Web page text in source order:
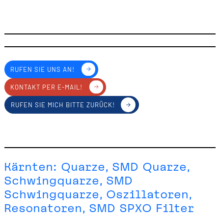
RUFEN SIE UNS AN!
KONTAKT PER E-MAIL!
RUFEN SIE MICH BITTE ZURÜCK!
Kärnten: Quarze, SMD Quarze,
Schwingquarze, SMD
Schwingquarze, Oszillatoren,
Resonatoren, SMD SPXO Filter